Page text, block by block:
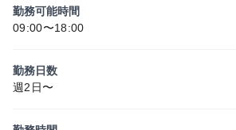
勤務可能時間
09:00〜18:00
勤務日数
週2日〜